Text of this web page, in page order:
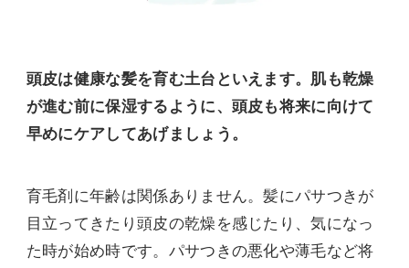
頭皮は健康な髪を育む土台といえます。肌も乾燥
が進む前に保湿するように、頭皮も将来に向けて
早めにケアしてあげましょう。
育毛剤に年齢は関係ありません。髪にパサつきが
目立ってきたり頭皮の乾燥を感じたり、気になっ
た時が始め時です。パサつきの悪化や薄毛など将